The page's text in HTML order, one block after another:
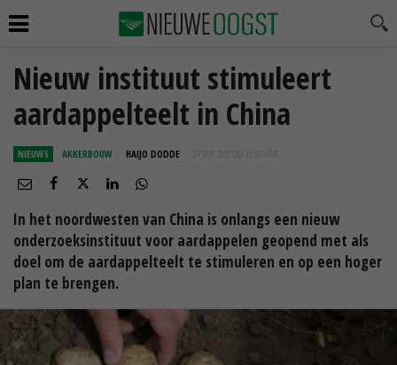
Nieuw instituut stimuleert
aardappelteelt in China
NIEUWS AKKERBOUW HAIJO DODDE 27 SEP 2017 OM 11:21
In het noordwesten van China is onlangs een nieuw
onderzoeksinstituut voor aardappelen geopend met als
doel om de aardappelteelt te stimuleren en op een hoger
plan te brengen.